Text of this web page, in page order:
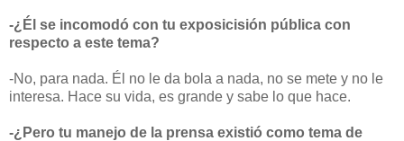
-¿Él se incomodó con tu exposicisión pública con
respecto a este tema?
-No, para nada. Él no le da bola a nada, no se mete y no le
interesa. Hace su vida, es grande y sabe lo que hace.
-¿Pero tu manejo de la prensa existió como tema de